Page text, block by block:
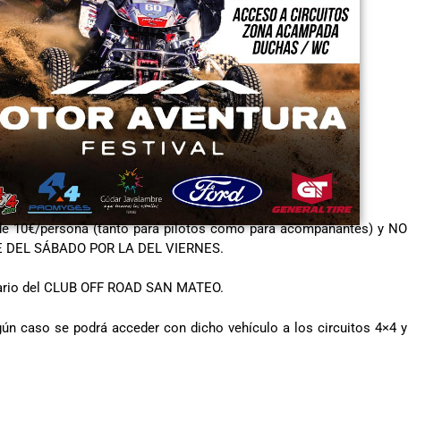
10€/persona (tanto para pilotos como para acompañantes) y NO
SÁBADO POR LA DEL VIERNES.
del CLUB OFF ROAD SAN MATEO.
caso se podrá acceder con dicho vehículo a los circuitos 4×4 y